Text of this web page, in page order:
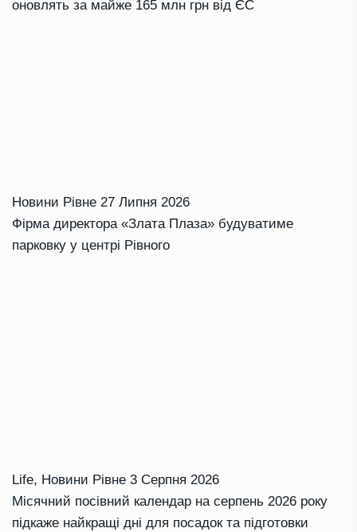
оновлять за майже 165 млн грн від ЄС
Новини Рівне 27 Липня 2026
Фірма директора «Злата Плаза» будуватиме
парковку у центрі Рівного
Life, Новини Рівне 3 Серпня 2026
Місячний посівний календар на серпень 2026 року
підкаже найкращі дні для посадок та підготовки